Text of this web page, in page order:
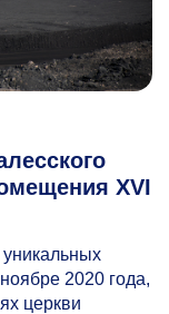
XVI
2020 года,
церкви